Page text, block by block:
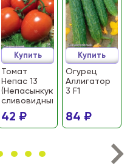
Томат
Непас 13
(Непасынкующийся
сливовидный)
42 ₽
Купить
Огурец
Аллигатор
3 F1
84 ₽
Купить